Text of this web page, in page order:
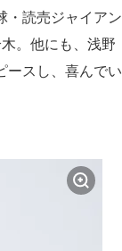
・読売ジャイアン
。他にも、浅野
ースし、喜んでい